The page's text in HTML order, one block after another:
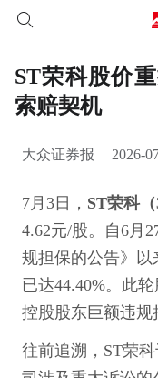
ST荣科股价
索赔契机
大众证券报 2026-
7月3日， ST荣科（
4.62元/股。自6月
规担保的公告》
已达44.40%。此
控股股东巨额违规
往前追溯，ST荣